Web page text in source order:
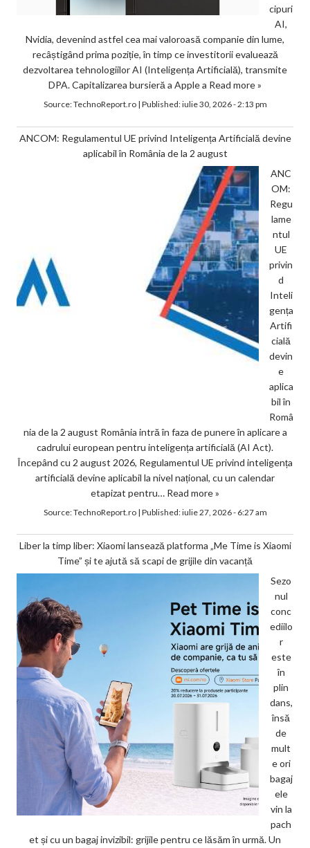
cipuri
AI,
Nvidia, devenind astfel cea mai valoroasă companie din lume,
recâștigând prima poziție, în timp ce investitorii evaluează
dezvoltarea tehnologiilor AI (Inteligența Artificială), transmite
DPA. Capitalizarea bursieră a Apple a Read more »
Source:TechnoReport.ro| Published:iulie 30, 2026 - 2:13 pm
ANCOM: Regulamentul UE privind Inteligența Artificială devine
aplicabil în România de la 2 august
ANC
OM:
Regu
lame
ntul
UE
privin
d
Inteli
gența
Artifi
cială
devin
e
aplica
bil în
Româ
nia de la 2 august România intră în faza de punere în aplicare a
cadrului european pentru inteligența artificială (AI Act).
Începând cu 2 august 2026, Regulamentul UE privind inteligența
artificială devine aplicabil la nivel național, cu un calendar
etapizat pentru… Read more »
Source:TechnoReport.ro| Published:iulie 27, 2026 - 6:27 am
Liber la timp liber: Xiaomi lansează platforma „Me Time is Xiaomi
Time” și te ajută să scapi de grijile din vacanță
Sezo
nul
conc
ediilo
r
este
în
plin
dans,
însă
de
mult
e ori
bagaj
ele
vin la
pach
et și cu un bagaj invizibil: grijile pentru ce lăsăm în urmă. Un